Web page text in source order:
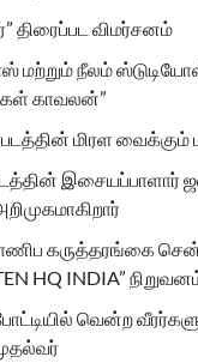
திரைப்பட விமர்சனம்
மற்றும் நீலம்
காவலன்”
மிரள
இசையப்பாளார்
கருத்தரங்கை
HQ INDIA”
வென்ற